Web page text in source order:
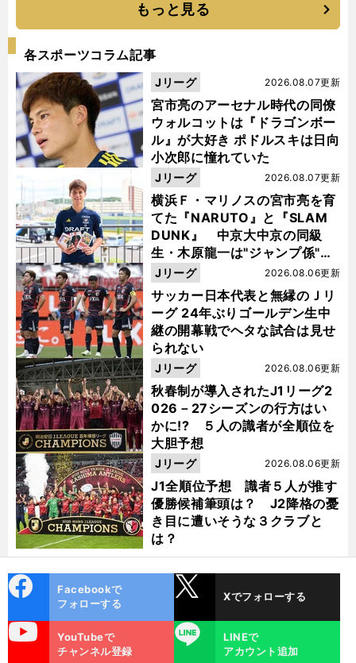
もっと見る
各スポーツコラム記事
宮市亮のアーセナル時代の同僚
ウォルコットは『ドラゴンボー
ル』が大好き ポドルスキは日向
小次郎に憧れていた
2026.08.07更新
Jリーグ
横浜Ｆ・マリノスの宮市亮を育
てた『NARUTO』と『SLAM
DUNK』 中京大中京の同級
生・木原龍一は"ジャンプ係"だ
った
2026.08.07更新
Jリーグ
サッカー日本代表と無縁のＪリ
ーグ 24年ぶりゴールデン生中
継の開幕戦でヘタな試合は見せ
られない
2026.08.06更新
Jリーグ
秋春制が導入されたJ1リーグ2
026－27シーズンの行方はい
かに!? ５人の識者が全順位を
大胆予想
2026.08.06更新
Jリーグ
J1全順位予想 識者５人が推す
優勝候補筆頭は？ J2降格の憂
き目に遭いそうな３クラブと
は？
2026.08.06更新
Jリーグ
ok
Facebookで
フォローする
Xでフォローする
YouTubeで
チャンネル登録
LINE
LINEで
アカウント追加